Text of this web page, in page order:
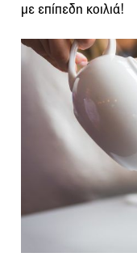
με επίπεδη κοιλιά!